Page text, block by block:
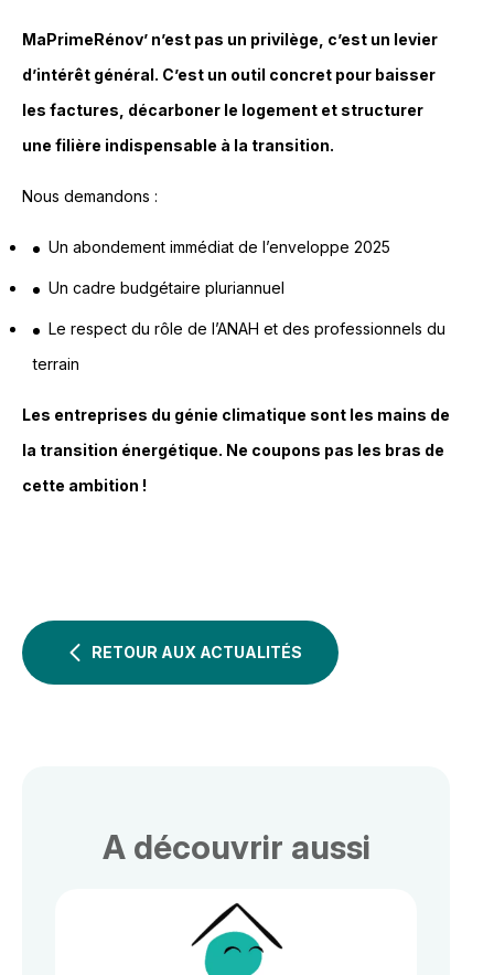
MaPrimeRénov’ n’est pas un privilège, c’est un levier
d’intérêt général. C’est un outil concret pour baisser
les factures, décarboner le logement et structurer
une filière indispensable à la transition.
Nous demandons :
Un abondement immédiat de l’enveloppe 2025
Un cadre budgétaire pluriannuel
Le respect du rôle de l’ANAH et des professionnels du
terrain
Les entreprises du génie climatique sont les mains de
la transition énergétique. Ne coupons pas les bras de
cette ambition !
RETOUR AUX ACTUALITÉS
A découvrir aussi